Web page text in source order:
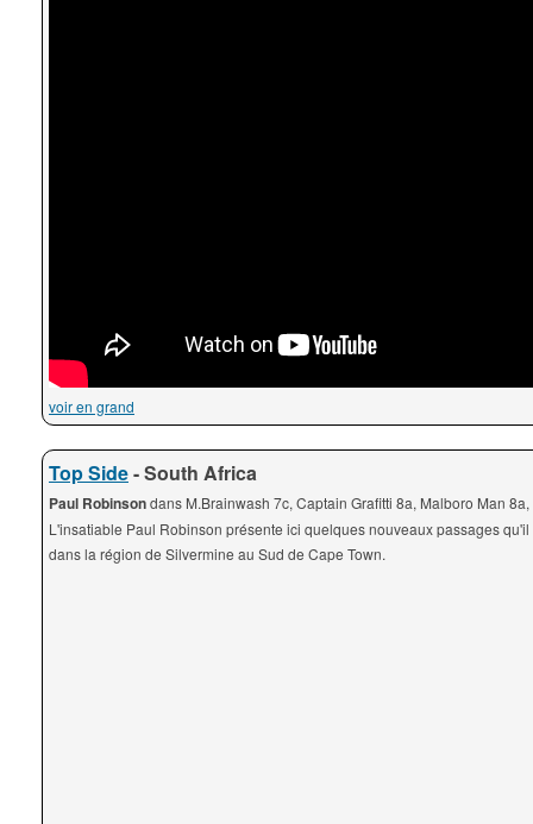
voir en grand
Top Side- South Africa
Paul Robinsondans M.Brainwash 7c, Captain Grafitti 8a, Malboro Man
L'insatiable Paul Robinson présente ici quelques nouveaux passages
dans la région de Silvermine au Sud de Cape Town.